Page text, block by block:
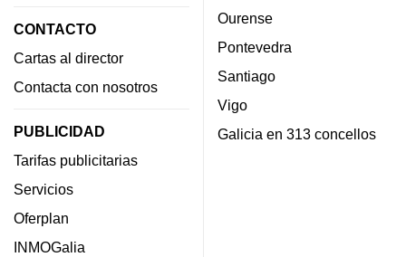
CONTACTO
Cartas al director
Contacta con nosotros
PUBLICIDAD
Tarifas publicitarias
Servicios
Oferplan
INMOGalia
Ourense
Pontevedra
Santiago
Vigo
Galicia en 313 concellos